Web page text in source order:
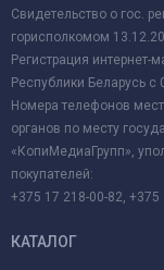
Свидетельство о гос.
горисполкомом
Регистрация интернет-
Республики Беларусь с
Номера телефонов
органов по месту
«КопиМедиаГрупп»,
покупателей:
+375 17 218-00-82, +375
КАТАЛОГ